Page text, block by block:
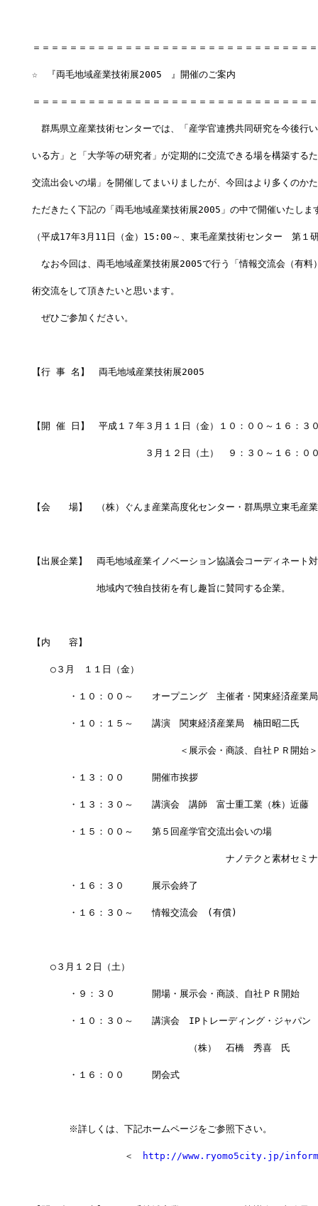
＝＝＝＝＝＝＝＝＝＝＝＝＝＝＝＝＝＝＝＝＝＝＝＝＝＝＝＝＝＝
☆　『両毛地域産業技術展2005　』開催のご案内
＝＝＝＝＝＝＝＝＝＝＝＝＝＝＝＝＝＝＝＝＝＝＝＝＝＝＝＝＝＝
群馬県立産業技術センターでは、「産学官連携共同研究を今後行
いる方」と「大学等の研究者」が定期的に交流できる場を構築する
交流出会いの場」を開催してまいりましたが、今回はより多くのか
ただきたく下記の「両毛地域産業技術展2005」の中で開催いたしま
（平成17年3月11日（金）15:00～、東毛産業技術センター　第１
なお今回は、両毛地域産業技術展2005で行う「情報交流会（有料
術交流をして頂きたいと思います。
ぜひご参加ください。
【行 事 名】　両毛地域産業技術展2005
【開 催 日】　平成１７年３月１１日（金）１０：００～１６：３
３月１２日（土）　９：３０～１６：０
【会　　場】　（株）ぐんま産業高度化センター・群馬県立東毛産
【出展企業】　両毛地域産業イノベーション協議会コーディネート
地域内で独自技術を有し趣旨に賛同する企業。
【内　　容】
○３月　１１日（金）
・１０：００～　　オープニング　主催者・関東経済産業局
・１０：１５～　　講演　関東経済産業局　楠田昭二氏
＜展示会・商談、自社ＰＲ開始＞
・１３：００　　　開催市挨拶
・１３：３０～　　講演会　講師　富士重工業（株）近藤　
・１５：００～　　第５回産学官交流出会いの場
ナノテクと素材セミナ
・１６：３０　　　展示会終了
・１６：３０～　　情報交流会　(有償)
○３月１２日（土）
・９：３０　　　　開場・展示会・商談、自社ＰＲ開始
・１０：３０～　　講演会　IPトレーディング・ジャパン
（株）　石橋　秀喜　氏
・１６：００　　　閉会式
※詳しくは、下記ホームページをご参照下さい。
＜ http://www.ryomo5city.jp/